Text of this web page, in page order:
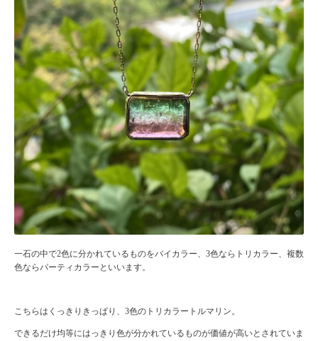
一石の中で2色に分かれているものをバイカラー、3色ならトリカラー、複数
色ならパーティカラーといいます。
こちらはくっきりきっぱり、3色のトリカラートルマリン。
できるだけ均等にはっきり色が分かれているものが価値が高いとされていま